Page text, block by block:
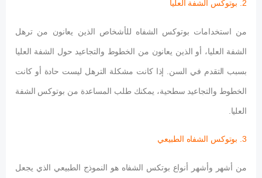
من استخدامات بوتوكس الشفاه للأشخاص الذين يعانون من ترهل
الشفة العليا، أو الذين يعانون من الخطوط والتجاعيد حول الشفة العليا
بسبب التقدم في السن. إذا كانت مشكلة الترهل ليست حادة أو كانت
الخطوط والتجاعيد سطحية، يمكنك طلب المساعدة من بوتوكس الشفة
العليا.
من أشهر وأشهر أنواع بوتكس الشفاه هو النموذج الطبيعي الذي يجعل